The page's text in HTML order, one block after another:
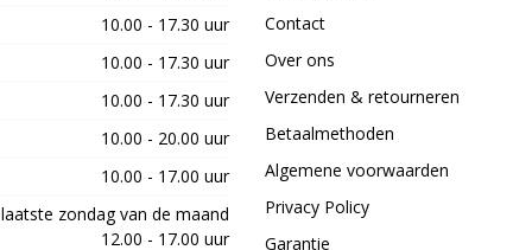
10.00 - 17.30 uur
10.00 - 17.30 uur
10.00 - 17.30 uur
10.00 - 20.00 uur
10.00 - 17.00 uur
laatste zondag van de maand
12.00 - 17.00 uur
Contact
Over ons
Verzenden & retourneren
Betaalmethoden
Algemene voorwaarden
Privacy Policy
Garantie